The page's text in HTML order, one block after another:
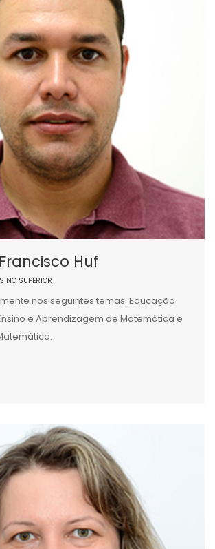
Huf
SUPERIOR
nos seguintes temas: Educação
e Aprendizagem de Matemática e